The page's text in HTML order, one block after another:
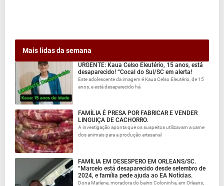
Mais lidas da semana
URGENTE: Kaua Celso Eleutério, 15 anos, está
desaparecido! “Cocal do Sul/SC em alerta!
Este adolescente da imagem é Kaua Celso Eleutério, de 15
anos, e está desaparecido há
FAMÍLIA É PRESA POR FABRICAR E VENDER
LINGUIÇA DE CACHORRO.
A investigação aponta que os suspeitos utilizavam a carne
dos animais para a produção artesanal
FAMÍLIA EM DESESPERO EM ORLEANS/SC.
“Marcelo está desaparecido desde setembro de
2024, e família pede ajuda ao EA Notícias.
Dona Marlene, moradora do bairro Coloninha, em Orleans,